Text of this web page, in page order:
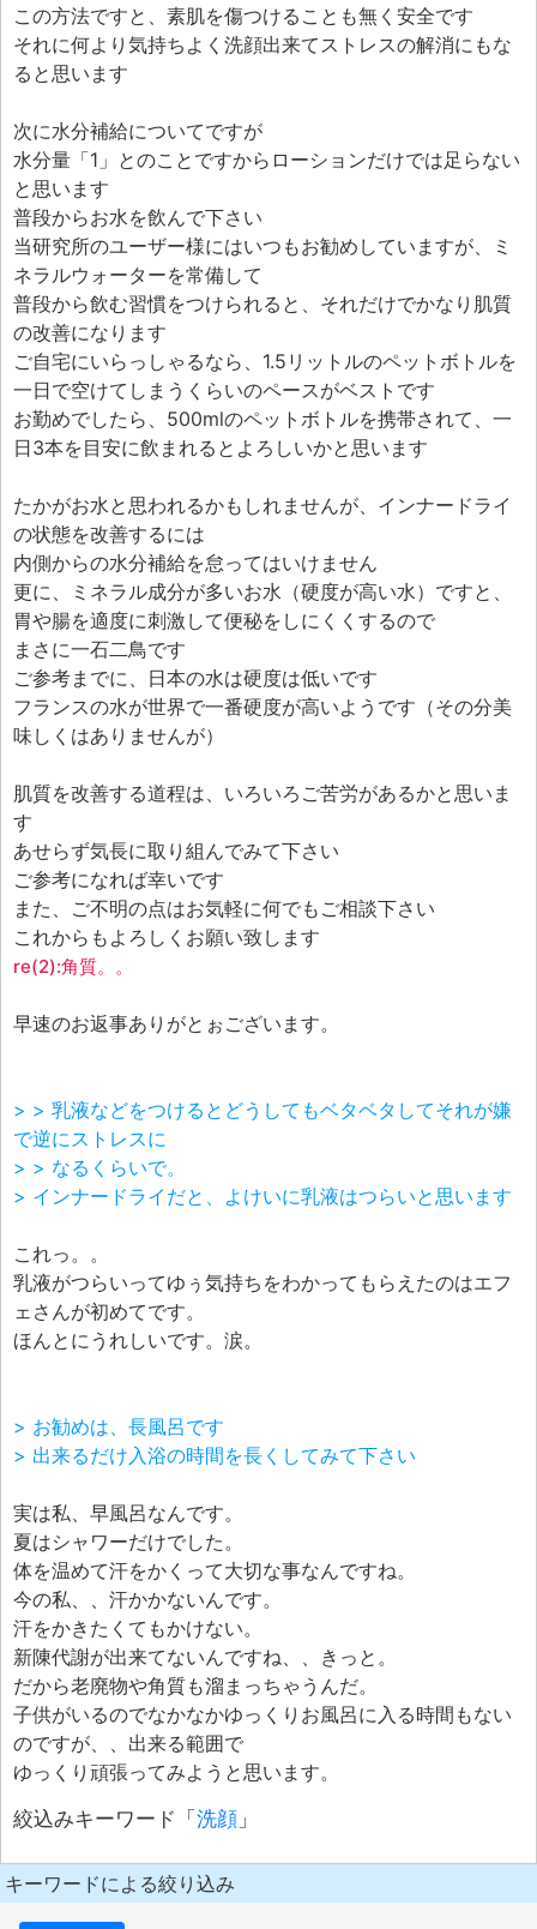
この方法ですと、素肌を傷つけることも無く安全です
それに何より気持ちよく洗顔出来てストレスの解消にもな
ると思います
次に水分補給についてですが
水分量「1」とのことですからローションだけでは足らない
と思います
普段からお水を飲んで下さい
当研究所のユーザー様にはいつもお勧めしていますが、ミ
ネラルウォーターを常備して
普段から飲む習慣をつけられると、それだけでかなり肌質
の改善になります
ご自宅にいらっしゃるなら、1.5リットルのペットボトルを
一日で空けてしまうくらいのペースがベストです
お勤めでしたら、500mlのペットボトルを携帯されて、一
日3本を目安に飲まれるとよろしいかと思います
たかがお水と思われるかもしれませんが、インナードライ
の状態を改善するには
内側からの水分補給を怠ってはいけません
更に、ミネラル成分が多いお水（硬度が高い水）ですと、
胃や腸を適度に刺激して便秘をしにくくするので
まさに一石二鳥です
ご参考までに、日本の水は硬度は低いです
フランスの水が世界で一番硬度が高いようです（その分美
味しくはありませんが）
肌質を改善する道程は、いろいろご苦労があるかと思いま
す
あせらず気長に取り組んでみて下さい
ご参考になれば幸いです
また、ご不明の点はお気軽に何でもご相談下さい
これからもよろしくお願い致します
re(2):角質。。
早速のお返事ありがとぉございます。
> > 乳液などをつけるとどうしてもベタベタしてそれが嫌
で逆にストレスに
> > なるくらいで。
> インナードライだと、よけいに乳液はつらいと思います
これっ。。
乳液がつらいってゆぅ気持ちをわかってもらえたのはエフ
ェさんが初めてです。
ほんとにうれしいです。涙。
> お勧めは、長風呂です
> 出来るだけ入浴の時間を長くしてみて下さい
実は私、早風呂なんです。
夏はシャワーだけでした。
体を温めて汗をかくって大切な事なんですね。
今の私、、汗かかないんです。
汗をかきたくてもかけない。
新陳代謝が出来てないんですね、、きっと。
だから老廃物や角質も溜まっちゃうんだ。
子供がいるのでなかなかゆっくりお風呂に入る時間もない
のですが、、出来る範囲で
ゆっくり頑張ってみようと思います。
絞込みキーワード「 洗顔 」
キーワードによる絞り込み